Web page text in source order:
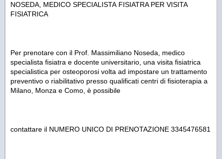
NOSEDA, MEDICO SPECIALISTA FISIATRA PER VISITA
FISIATRICA
Per prenotare con il Prof. Massimiliano Noseda, medico
specialista fisiatra e docente universitario, una visita fisiatrica
specialistica per osteoporosi volta ad impostare un trattamento
preventivo o riabilitativo presso qualificati centri di fisioterapia a
Milano, Monza e Como, è possibile
contattare il NUMERO UNICO DI PRENOTAZIONE 3345476581